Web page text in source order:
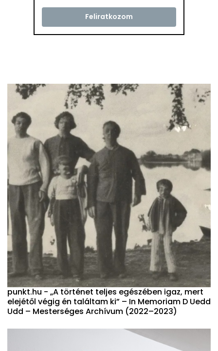
punkt.hu - „A történet teljes egészében igaz, mert
elejétől végig én találtam ki” – In Memoriam D Uedd
Udd – Mesterséges Archívum (2022–2023)